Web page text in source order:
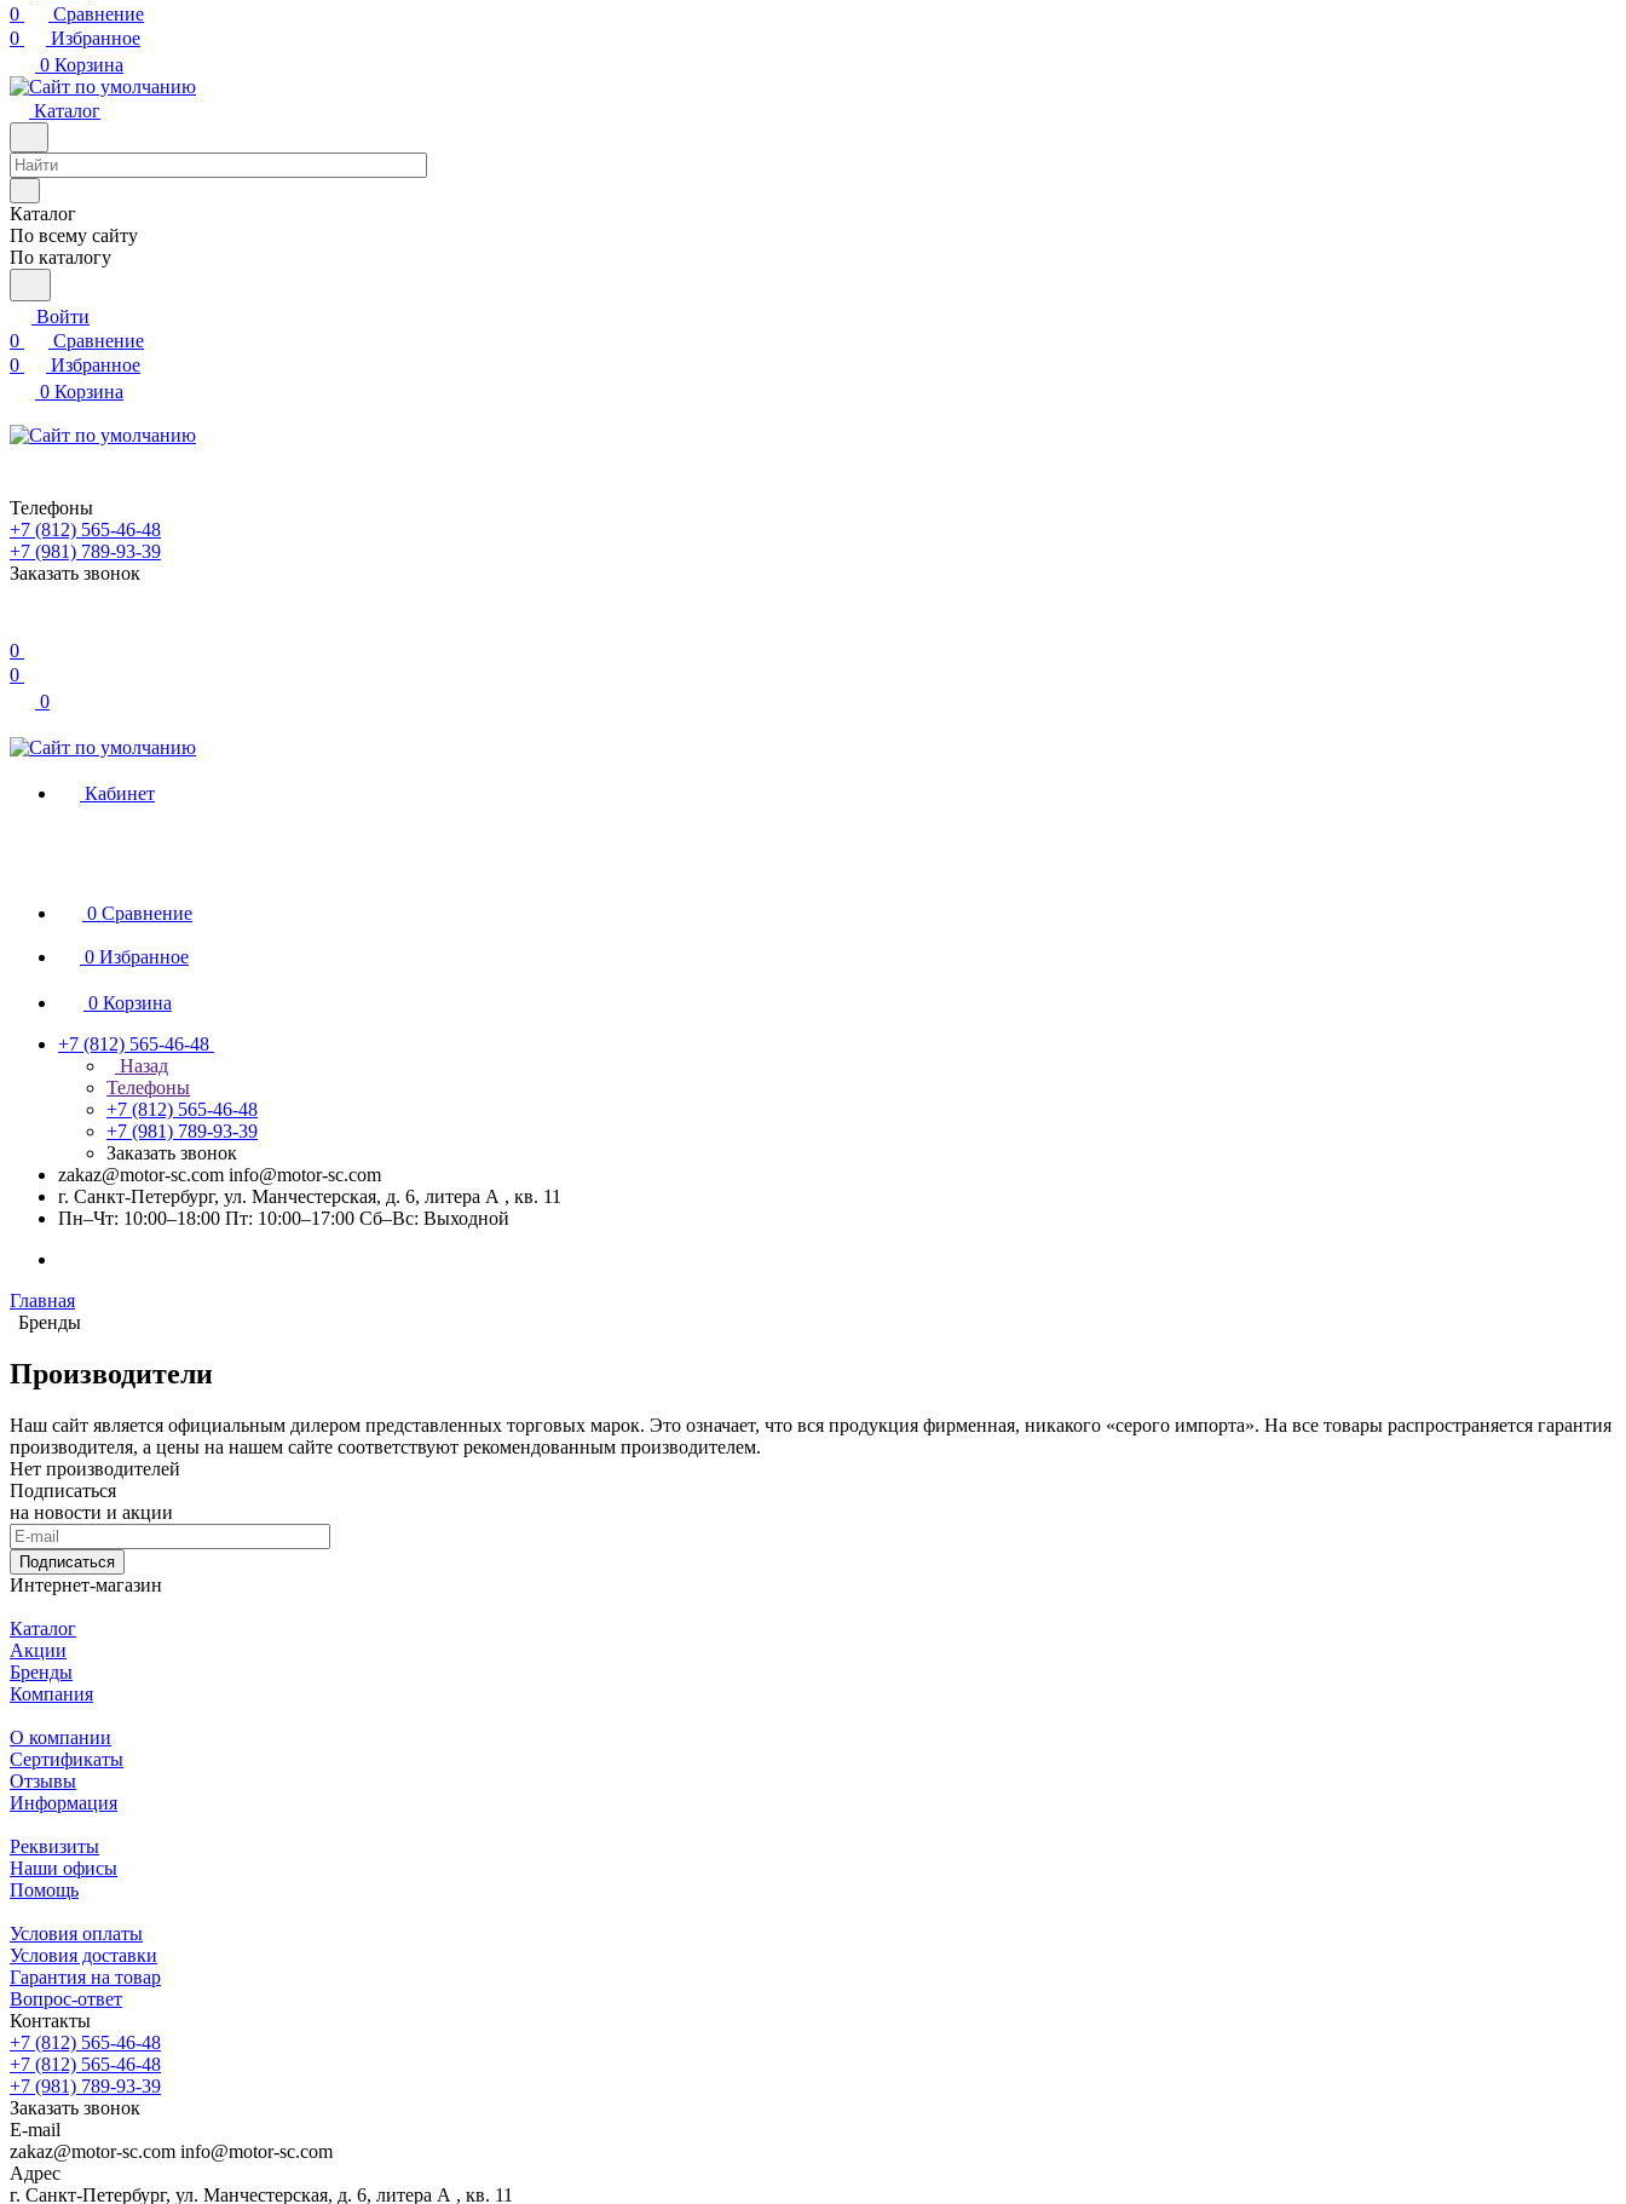
0
Сравнение
0
Избранное
0 Корзина
Каталог
Каталог
По всему сайту
По каталогу
Войти
0
Сравнение
0
Избранное
0 Корзина
Телефоны
+7 (812) 565-46-48
+7 (981) 789-93-39
Заказать звонок
0
0
0
Кабинет
0 Сравнение
0 Избранное
0 Корзина
+7 (812) 565-46-48
Назад
Телефоны
+7 (812) 565-46-48
+7 (981) 789-93-39
Заказать звонок
zakaz@motor-sc.com info@motor-sc.com
г. Санкт-Петербург, ул. Манчестерская, д. 6, литера А , кв. 11
Пн–Чт: 10:00–18:00 Пт: 10:00–17:00 Сб–Вс: Выходной
Главная
Бренды
Производители
Наш сайт является официальным дилером представленных торговых марок. Это означает, что вся продукция фирменная, никакого «серого импорта». На все товары распространяется гарантия
производителя, а цены на нашем сайте соответствуют рекомендованным производителем.
Нет производителей
Подписаться
на новости и акции
Подписаться
Интернет-магазин
Каталог
Акции
Бренды
Компания
О компании
Сертификаты
Отзывы
Информация
Реквизиты
Наши офисы
Помощь
Условия оплаты
Условия доставки
Гарантия на товар
Вопрос-ответ
Контакты
+7 (812) 565-46-48
+7 (812) 565-46-48
+7 (981) 789-93-39
Заказать звонок
E-mail
zakaz@motor-sc.com info@motor-sc.com
Адрес
г. Санкт-Петербург, ул. Манчестерская, д. 6, литера А , кв. 11